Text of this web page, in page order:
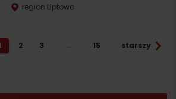
region Liptowa
1 2 3 15 starszy